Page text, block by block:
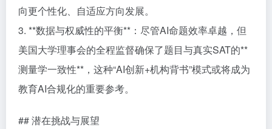
向更个性化、自适应方向发展。
3. **数据与权威性的平衡**：尽管AI命题效率卓越，但
美国大学理事会的全程监督确保了题目与真实SAT的**
测量学一致性**，这种“AI创新+机构背书”模式或将成为
教育AI合规化的重要参考。
## 潜在挑战与展望